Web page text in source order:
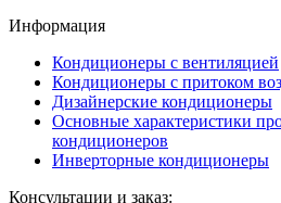
Информация
Кондиционеры с вентиляцией
Кондиционеры с притоком
Дизайнерские кондиционеры
Основные характеристики
кондиционеров
Инверторные кондиционеры
Консультации и заказ: